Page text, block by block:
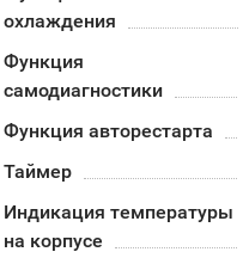
охлаждения
Функция
самодиагностики
Функция авторестарта
Таймер
Индикация температуры
на корпусе